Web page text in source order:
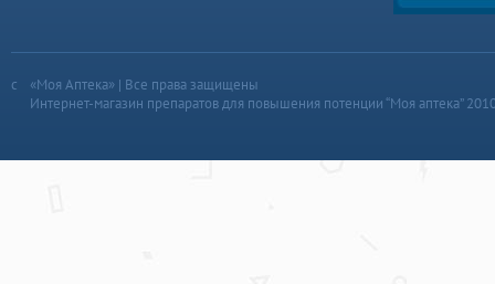
«Моя Аптека» | Все права защищены
Интернет-магазин препаратов для повышения потенции “Моя аптека”